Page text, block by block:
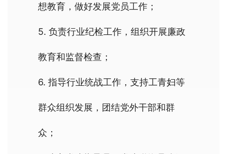
想教育，做好发展党员工作；
5. 负责行业纪检工作，组织开展廉政
教育和监督检查；
6. 指导行业统战工作，支持工青妇等
群众组织发展，团结党外干部和群
众；